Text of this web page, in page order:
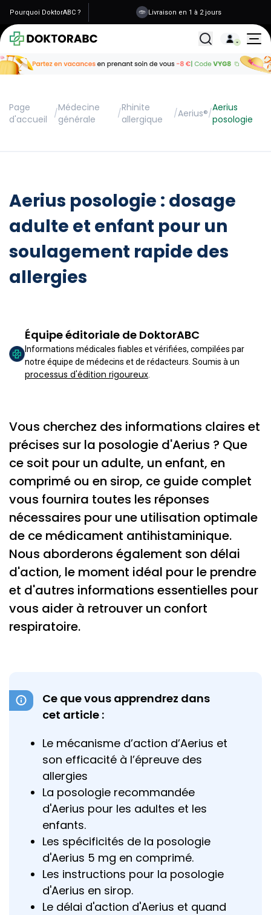
Pourquoi DoktorABC ? Livraison en 1 à 2 jours
Tous les
Page
d'accueil
/Médecine
générale
/Rhinite
allergique
/Aerius®/Aerius
posologie
Aerius posologie : dosage
adulte et enfant pour un
soulagement rapide des
allergies
Équipe éditoriale de DoktorABC
Informations médicales fiables et vérifiées, compilées par
notre équipe de médecins et de rédacteurs. Soumis à un
processus d'édition rigoureux.
Vous cherchez des informations claires et
précises sur la posologie d'Aerius ? Que
ce soit pour un adulte, un enfant, en
comprimé ou en sirop, ce guide complet
vous fournira toutes les réponses
nécessaires pour une utilisation optimale
de ce médicament antihistaminique.
Nous aborderons également son délai
d'action, le moment idéal pour le prendre
et d'autres informations essentielles pour
vous aider à retrouver un confort
respiratoire.
Ce que vous apprendrez dans
cet article :
Le mécanisme d’action d’Aerius et
son efficacité à l’épreuve des
allergies
La posologie recommandée
d'Aerius pour les adultes et les
enfants.
Les spécificités de la posologie
d'Aerius 5 mg en comprimé.
Les instructions pour la posologie
d'Aerius en sirop.
Le délai d'action d'Aerius et quand